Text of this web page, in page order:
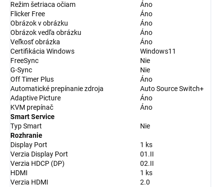
Režim šetriaca očiam
Áno
Flicker Free
Áno
Obrázok v obrázku
Áno
Obrázok vedľa obrázku
Áno
Veľkosť obrázka
Áno
Certifikácia Windows
Windows11
FreeSync
Nie
G-Sync
Nie
Off Timer Plus
Áno
Automatické prepínanie zdroja
Auto Source Switch+
Adaptive Picture
Áno
KVM prepínač
Áno
Smart Service
Typ Smart
Nie
Rozhranie
Display Port
1 ks
Verzia Display Port
01.II
Verzia HDCP (DP)
02.II
HDMI
1 ks
Verzia HDMI
2.0